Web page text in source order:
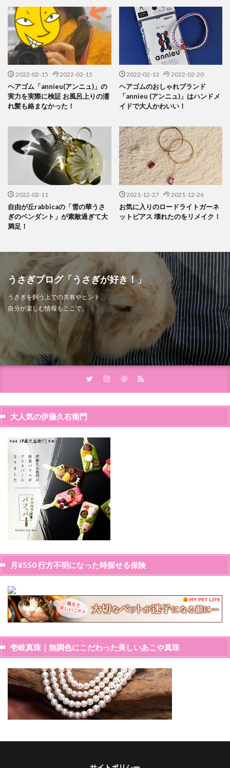
2022-02-15 2022-02-15
ヘアゴム「annieu(アンニュ)」の
実力を実際に検証 お風呂上りの濡
れ髪も絡まなかった！
2022-02-13 2022-02-20
ヘアゴムのおしゃれブランド
「annieu (アンニュ)」はハンドメ
イドで大人かわいい！
2022-02-11
自由が丘rabbicaの「雪の華うさ
ぎのペンダント」が素敵過ぎて大
満足！
2021-12-27 2021-12-26
お気に入りのロードライトガーネ
ットピアス 壊れたのをリメイク！
うさぎブログ「うさぎが好き！」
うさぎを飼う上での共有やヒント、
自分が楽しむ情報もここで。
大人気の伊藤久右衛門
月¥550 行方不明になった時探せる保険
壱岐真珠｜無調色にこだわった美しいあこや真珠